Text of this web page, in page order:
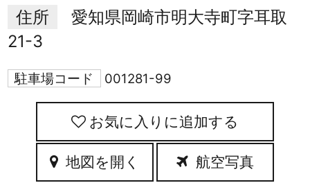
住所
愛知県岡崎市明大寺町字耳取
21-3
駐車場コード 001281-99
お気に入りに追加
地図を開く 航空写真